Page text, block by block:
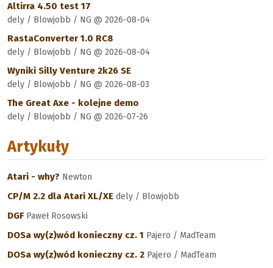
Altirra 4.50 test 17
dely / Blowjobb / NG @ 2026-08-04
RastaConverter 1.0 RC8
dely / Blowjobb / NG @ 2026-08-04
Wyniki Silly Venture 2k26 SE
dely / Blowjobb / NG @ 2026-08-03
The Great Axe - kolejne demo
dely / Blowjobb / NG @ 2026-07-26
Artykuły
Atari - why? Newton
CP/M 2.2 dla Atari XL/XE dely / Blowjobb
DGF Paweł Rosowski
DOSa wy(z)wód konieczny cz. 1 Pajero / MadTeam
DOSa wy(z)wód konieczny cz. 2 Pajero / MadTeam